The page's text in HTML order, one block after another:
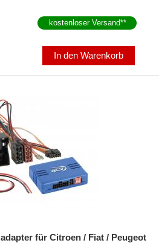
kostenloser Versand**
In den Warenkorb
für Citroen / Fiat / Peugeot